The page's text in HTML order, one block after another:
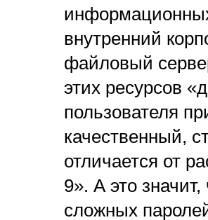
внутренний
файловый
этих ресурсов
пользователя
качественный,
отличается от
9». А это
сложных